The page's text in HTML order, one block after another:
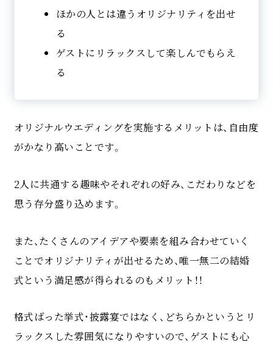
ほかの人とは違うオリジナリティを出せ
る
ゲストにリラックスして楽しんでもらえ
る
オリジナルウエディングを実施するメリットは、自由度
がかなり高いことです。
2人に共通する趣味やそれぞれの好み、こだわりなどを
思う存分盛り込めます。
また、たくさんのアイデアや要素を組み合わせていく
ことでオリジナリティが出せるため、唯一無二の結婚
式という満足感が得られるのもメリット！！
格式ばった挙式・披露宴ではなく、どちらかというとリ
ラックスした雰囲気になりやすいので、ゲストにも心